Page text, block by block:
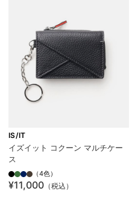
IS/IT
イズイット コクーン マルチケー
ス
（4色）
¥11,000 （税込）